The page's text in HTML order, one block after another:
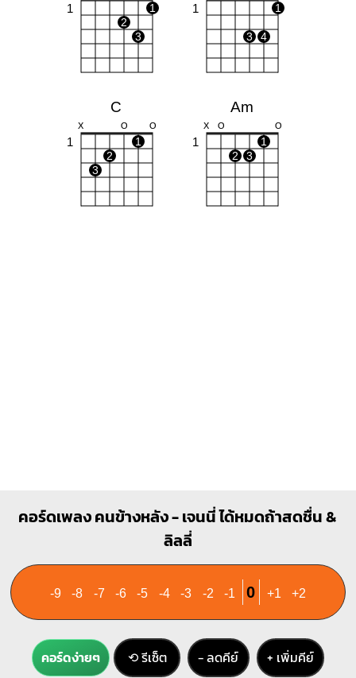
1
1
2
3
1 1
3 4
C
X O O
1
1
2
3
Am
X O O
1
1
2
3
คอร์ดเพลง คนข้างหลัง - เจนนี่ ได้หมดถ้าสดชื่น &
ลิลลี่
-9 -8 -7 -6 -5 -4 -3 -2 -1 0 +1 +2
คอร์ดง่ายๆ ⟲ รีเซ็ต − ลดคีย์ + เพิ่มคีย์